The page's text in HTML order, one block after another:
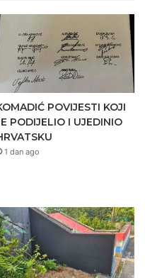
POVIJESTI KOJI
PODIJELIO I UJEDINIO
1 dan ago